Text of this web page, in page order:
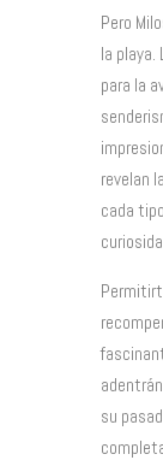
Pero
la playa.
para la
revelan
cada
su